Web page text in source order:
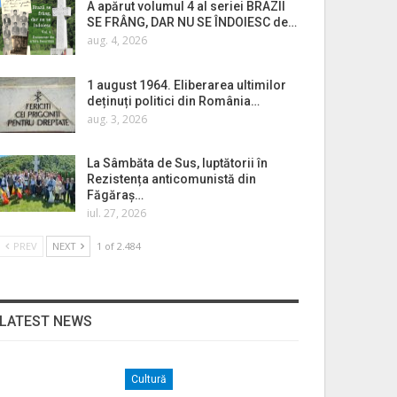
A apărut volumul 4 al seriei BRAZII
SE FRÂNG, DAR NU SE ÎNDOIESC de…
aug. 4, 2026
1 august 1964. Eliberarea ultimilor
deținuți politici din România…
aug. 3, 2026
La Sâmbăta de Sus, luptătorii în
Rezistența anticomunistă din
Făgăraș…
iul. 27, 2026
PREV NEXT 1 of 2.484
NEWS
Cultură